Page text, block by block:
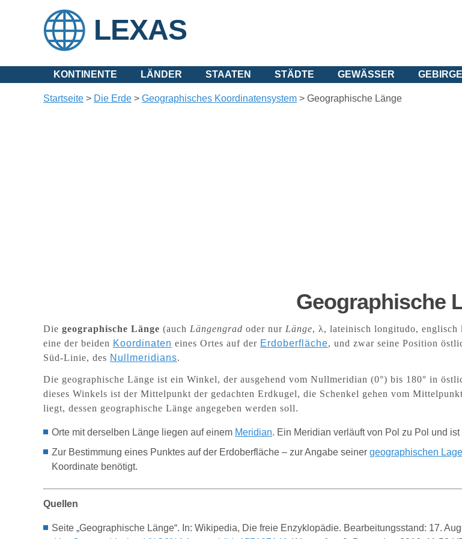
LEXAS
KONTINENTE LÄNDER STAATEN STÄDTE GEWÄSSER GEBIRGE
Startseite > Die Erde > Geographisches Koordinatensystem > Geographische Länge
Geographische
Die geographische Länge (auch Längengrad oder nur Länge, λ, lateinisch longitudo,
eine der beiden Koordinaten eines Ortes auf der Erdoberfläche, und zwar seine Position
Süd-Linie, des Nullmeridians.
Die geographische Länge ist ein Winkel, der ausgehend vom Nullmeridian (0°) bis 180° in
dieses Winkels ist der Mittelpunkt der gedachten Erdkugel, die Schenkel gehen vom
liegt, dessen geographische Länge angegeben werden soll.
Orte mitderselben Länge liegen aufeinem Meridian. Ein Meridian verläuft von Pol zu Pol und ist
Zur Bestimmung eines Punktes auf der Erdoberfläche – zur Angabe seiner geographischen Lage
Koordinate benötigt.
Quellen
Seite „Geographische Länge“. In: Wikipedia, Die freie Enzyklopädie. Bearbeitungsstand: 17.